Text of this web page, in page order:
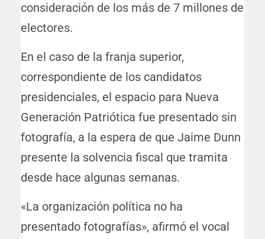
consideración de los más de 7 millones de
electores.
En el caso de la franja superior,
correspondiente de los candidatos
presidenciales, el espacio para Nueva
Generación Patriótica fue presentado sin
fotografía, a la espera de que Jaime Dunn
presente la solvencia fiscal que tramita
desde hace algunas semanas.
«La organización política no ha
presentado fotografías», afirmó el vocal